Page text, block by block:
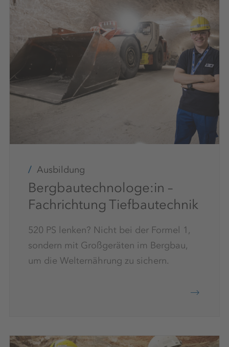
Ausbildung
Bergbautechnologe:in –
Fachrichtung Tiefbautechnik
520 PS lenken? Nicht bei der Formel 1,
sondern mit Großgeräten im Bergbau,
um die Welternährung zu sichern.